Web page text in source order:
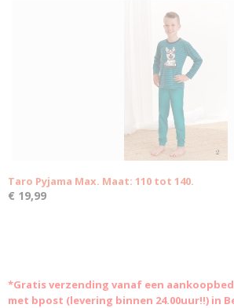
Taro Pyjama Max. Maat: 110 tot 140.
€ 19,99
*Gratisverzending vanaf een
met bpost (levering binnen 24.00uur!!) in